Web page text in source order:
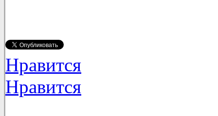
Нравится
Нравится